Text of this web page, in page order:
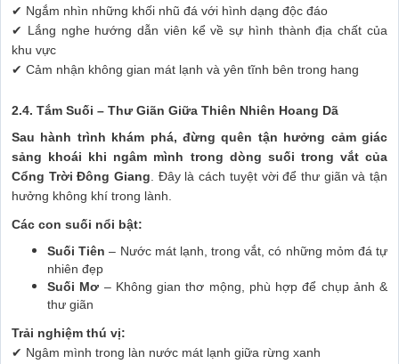
✔ Ngắm nhìn những khối nhũ đá với hình dạng độc đáo
✔ Lắng nghe hướng dẫn viên kể về sự hình thành địa chất của
khu vực
✔ Cảm nhận không gian mát lạnh và yên tĩnh bên trong hang
2.4. Tắm Suối – Thư Giãn Giữa Thiên Nhiên Hoang Dã
Sau hành trình khám phá, đừng quên tận hưởng cảm giác
sảng khoái khi ngâm mình trong dòng suối trong vắt của
Cổng Trời Đông Giang. Đây là cách tuyệt vời để thư giãn và tận
hưởng không khí trong lành.
Các con suối nổi bật:
Suối Tiên – Nước mát lạnh, trong vắt, có những mỏm đá tự
nhiên đẹp
Suối Mơ – Không gian thơ mộng, phù hợp để chụp ảnh &
thư giãn
Trải nghiệm thú vị:
✔ Ngâm mình trong làn nước mát lạnh giữa rừng xanh